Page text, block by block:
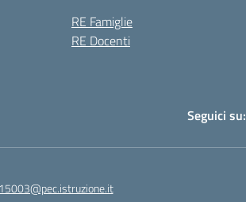
RE Famiglie
RE Docenti
Seguici su: